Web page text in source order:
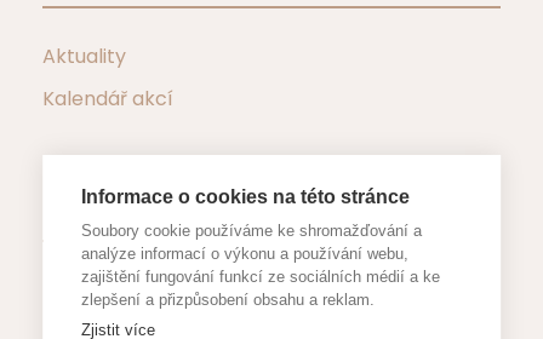
Aktuality
Kalendář akcí
Důležité dokumenty
Formuláře a žádosti
Informace o cookies na této stránce
Soubory cookie používáme ke shromažďování a
analýze informací o výkonu a používání webu,
zajištění fungování funkcí ze sociálních médií a ke
zlepšení a přizpůsobení obsahu a reklam.
Zjistit více